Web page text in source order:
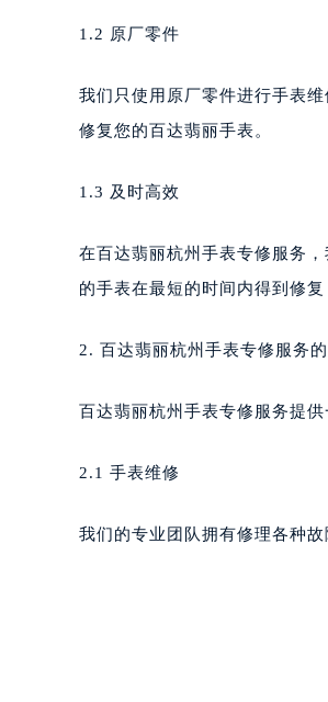
1.2 原厂零件
我们只使用原厂零件进行手表
修复您的百达翡丽手表。
1.3 及时高效
在百达翡丽杭州手表专修服务
的手表在最短的时间内得到修复
2. 百达翡丽杭州手表专修服务
百达翡丽杭州手表专修服务提
2.1 手表维修
我们的专业团队拥有修理各种